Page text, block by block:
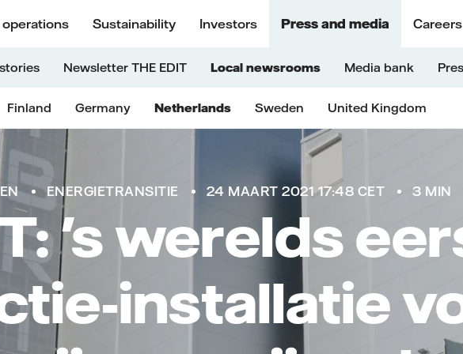
operations Sustainability Investors Press and media Careers
Newsletter THE EDIT Local newsrooms Media bank
Finland Germany Netherlands Sweden United Kingdom
ENERGIETRANSITIE 24 MAART 2021 17:48 CET 3 MIN
's werelds
installatie